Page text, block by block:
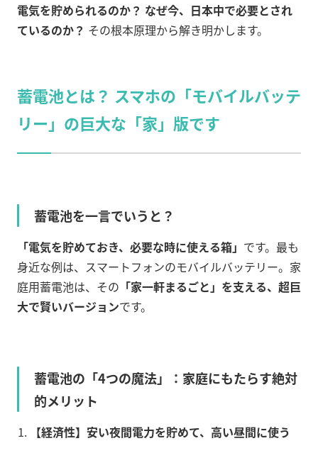
電気を貯められるのか？ なぜ今、日本中で必要とされ
ているのか？ その根本原理から解き明かします。
蓄電池とは？ スマホの「モバイルバッテ
リー」の巨大な「家」版です
蓄電池を一言でいうと？
「電気を貯めておき、必要な時に使える箱」 です。最も
身近な例は、スマートフォンのモバイルバッテリー。家
庭用蓄電池は、その 「家一軒まるごと」を支える、超巨
大で賢いバージョンです。
蓄電池の「4つの魔法」：家庭にもたらす絶対
的メリット
【経済性】安い夜間電力を貯めて、高い昼間に使う